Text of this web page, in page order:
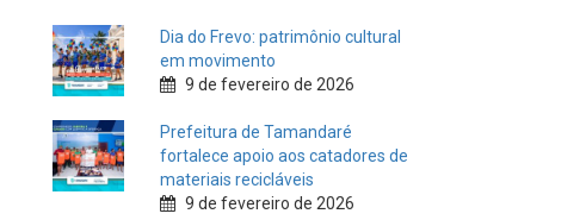
Dia do Frevo: patrimônio cultural
em movimento
9 de fevereiro de 2026
Prefeitura de Tamandaré
fortalece apoio aos catadores de
materiais recicláveis
9 de fevereiro de 2026